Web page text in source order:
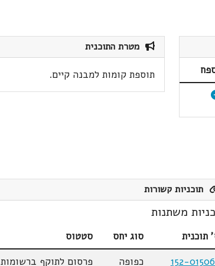
מטרת התוכנית
תוספת קומות למבנה קיים.
תוכניות קשורות
משתנות
תוכנית סוג יחס
סטטוס
152-
כפופה פרסום לתוקף ברשומות 26.08.19